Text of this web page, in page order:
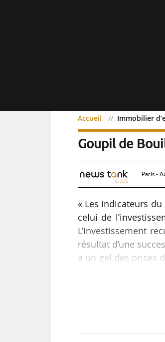
Accueil Immobilier
Immobilier
Goupil de
Paris -
« Les indicateurs du
celui de
L’investissement
résultat d’une
a un gel des prises
Selon Colliers